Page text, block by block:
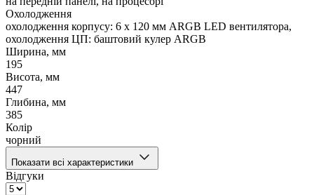
Охолодження
охолодження корпусу: 6 x 120 мм ARGB LED вентилятора,
охолодження ЦП: баштовий кулер ARGB
Ширина, мм
195
Висота, мм
447
Глибина, мм
385
Колір
чорний
Показати всі характеристики
Відгуки